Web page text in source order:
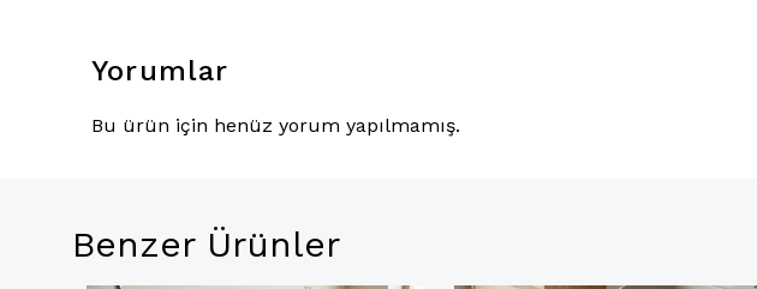
Yorumlar
Bu ürün için henüz yorum yapılmamış.
Benzer Ürünler